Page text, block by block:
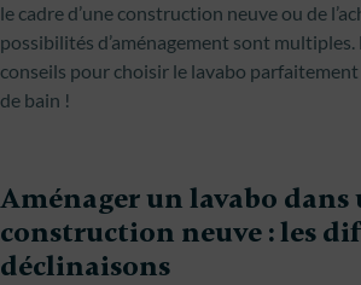
le cadre d’une construction neuve ou de
possibilités d’aménagement sont
conseils pour choisir le lavabo
de bain !
Aménager un lavabo dans
construction neuve : les
déclinaisons